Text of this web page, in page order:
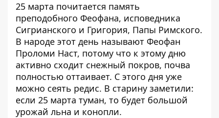
25 марта почитается память
преподобного Феофана, исповедника
Сигрианского и Григория, Папы Римского.
В народе этот день называют Феофан
Проломи Наст, потому что к этому дню
активно сходит снежный покров, почва
полностью оттаивает. С этого дня уже
можно сеять редис. В старину заметили:
если 25 марта туман, то будет большой
урожай льна и конопли.